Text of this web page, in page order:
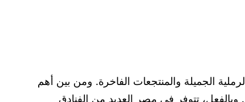
الجميلة والمنتجعات الفاخرة. ومن بين أهم
تتوفر في مصر العديد من الفنادق